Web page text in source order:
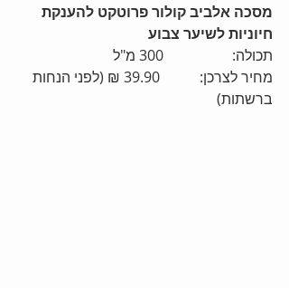
מסכה אלביב קולור פרוטקט להענקת
חיוניות לשיער צבוע
תכולה:                   300 מ"ל
מחיר לצרכן:           39.90 ₪ (לפני הנחות
ברשתות)